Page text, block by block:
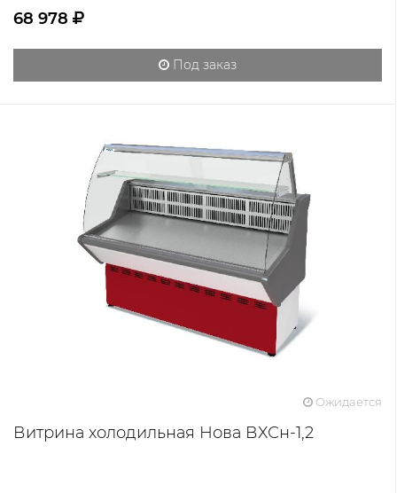
68 978
Под заказ
Ожидается
Витрина холодильная Нова ВХСн-1,2